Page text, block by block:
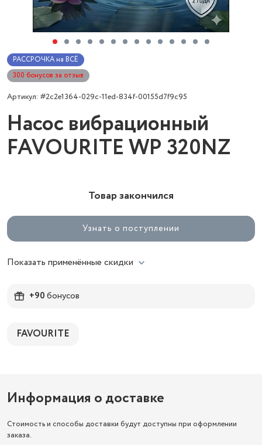
РАССРОЧКА на ВСЁ
300 бонусов за отзыв
Артикул: #2c2e1364-029c-11ed-834f-00155d7f9c95
Насос вибрационный
FAVOURITE WP 320NZ
Товар закончился
Узнать о поступлении
Показать применённые скидки
+90бонусов
FAVOURITE
Информация о доставке
Стоимость и способы доставки будут доступны при оформлении
заказа.